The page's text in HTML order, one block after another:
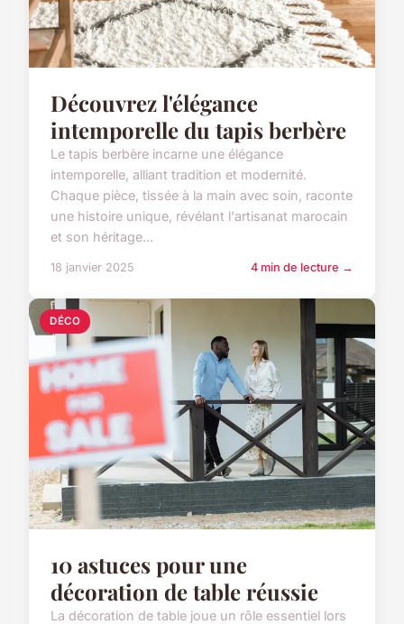
Découvrez l'élégance
intemporelle du tapis berbère
Le tapis berbère incarne une élégance
intemporelle, alliant tradition et modernité.
Chaque pièce, tissée à la main avec soin, raconte
une histoire unique, révélant l'artisanat marocain
et son héritage...
18 janvier 2025 4 min de lecture →
DÉCO
10 astuces pour une
décoration de table réussie
La décoration de table joue un rôle essentiel lors